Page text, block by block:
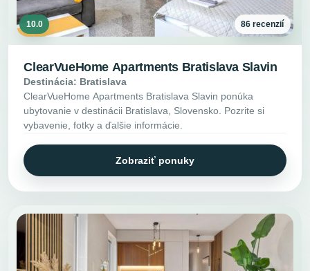
10.0 86 recenzií
ClearVueHome Apartments Bratislava Slavin
Destinácia: Bratislava
ClearVueHome Apartments Bratislava Slavin ponúka
ubytovanie v destinácii Bratislava, Slovensko. Pozrite si
vybavenie, fotky a ďalšie informácie.
Zobraziť ponuky